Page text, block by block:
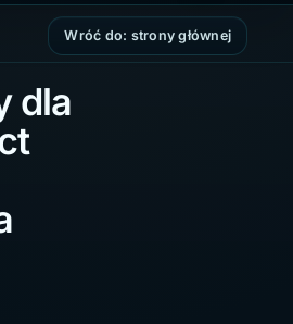
Wróć do: strony głównej
dla